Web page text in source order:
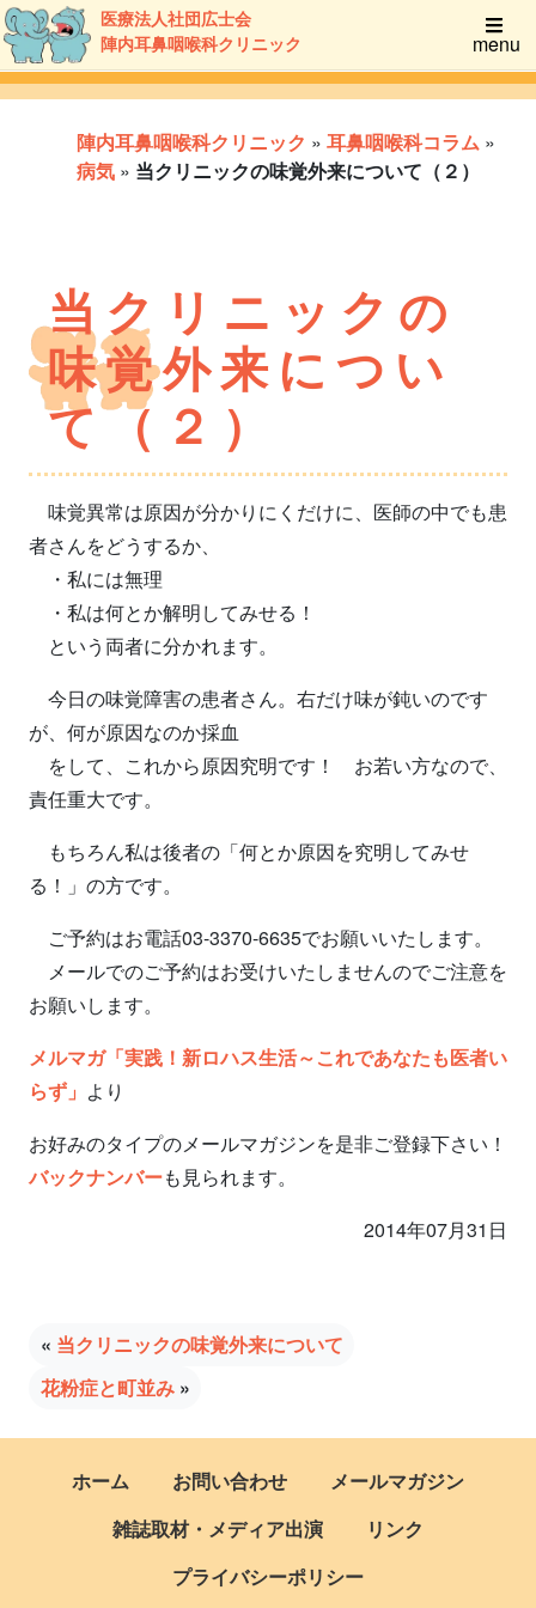
医療法人社団広士会
陣内耳鼻咽喉科クリニック
menu
陣内耳鼻咽喉科クリニック » 耳鼻咽喉科コラム »
病気 » 当クリニックの味覚外来について（２）
当クリニックの
味覚外来につい
て（２）
味覚異常は原因が分かりにくだけに、医師の中でも患
者さんをどうするか、
・私には無理
・私は何とか解明してみせる！
という両者に分かれます。
今日の味覚障害の患者さん。右だけ味が鈍いのです
が、何が原因なのか採血
をして、これから原因究明です！ お若い方なので、
責任重大です。
もちろん私は後者の「何とか原因を究明してみせ
る！」の方です。
ご予約はお電話03-3370-6635でお願いいたします。
メールでのご予約はお受けいたしませんのでご注意を
お願いします。
メルマガ「実践！新ロハス生活～これであなたも医者い
らず」 より
お好みのタイプのメールマガジンを是非ご登録下さい！
バックナンバーも見られます。
2014年07月31日
« 当クリニックの味覚外来について
花粉症と町並み»
ホーム お問い合わせ
メールマガジン
雑誌取材・メディア出演
リンク
プライバシーポリシー